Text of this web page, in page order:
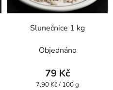
Slunečnice 1 kg
Objednáno
79 Kč
Měrná
7,90 Kč / 100 g